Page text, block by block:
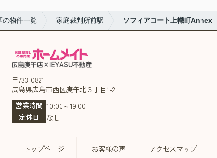
の物件一覧 家庭裁判所前駅 ソフィアコート上幟町Annex
〒733-0821
広島県広島市西区庚午北３丁目1-2
営業時間 10:00～19:00
定休日
なし
トップページ お客様の声 アクセスマップ